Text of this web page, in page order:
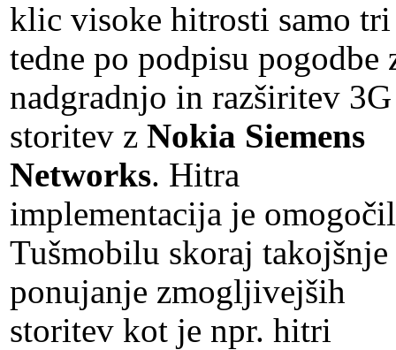
klic visoke hitrosti samo tri
tedne po podpisu pogodbe
nadgradnjo in razširitev 3G
storitev z Nokia Siemens
Networks. Hitra
implementacija je
Tušmobilu skoraj takojšnje
ponujanje zmogljivejših
storitev kot je npr. hitri